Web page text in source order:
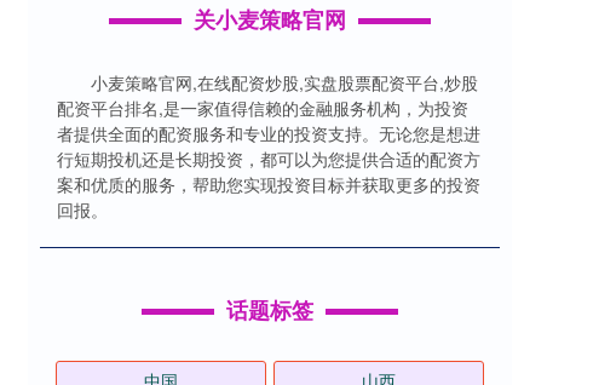
关小麦策略官网
小麦策略官网,在线配资炒股,实盘股票配资平台,炒股
配资平台排名,是一家值得信赖的金融服务机构，为投资
者提供全面的配资服务和专业的投资支持。无论您是想进
行短期投机还是长期投资，都可以为您提供合适的配资方
案和优质的服务，帮助您实现投资目标并获取更多的投资
回报。
话题标签